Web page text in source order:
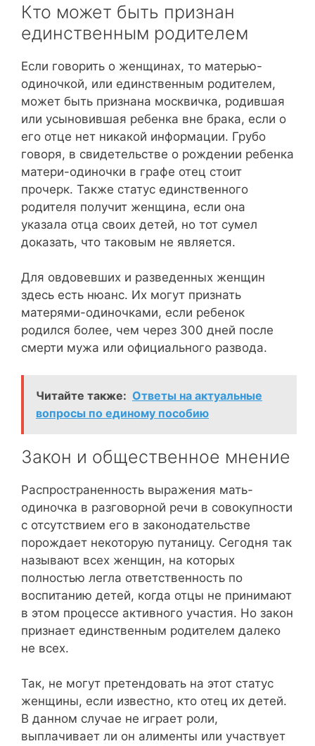
Кто может быть признан
единственным родителем
Если говорить о женщинах, то матерью-
одиночкой, или единственным родителем,
может быть признана москвичка, родившая
или усыновившая ребенка вне брака, если о
его отце нет никакой информации. Грубо
говоря, в свидетельстве о рождении ребенка
матери-одиночки в графе отец стоит
прочерк. Также статус единственного
родителя получит женщина, если она
указала отца своих детей, но тот сумел
доказать, что таковым не является.
Для овдовевших и разведенных женщин
здесь есть нюанс. Их могут признать
матерями-одиночками, если ребенок
родился более, чем через 300 дней после
смерти мужа или официального развода.
Читайте также: Ответы на актуальные
вопросы по единому пособию
Закон и общественное мнение
Распространенность выражения мать-
одиночка в разговорной речи в совокупности
с отсутствием его в законодательстве
порождает некоторую путаницу. Сегодня так
называют всех женщин, на которых
полностью легла ответственность по
воспитанию детей, когда отцы не принимают
в этом процессе активного участия. Но закон
признает единственным родителем далеко
не всех.
Так, не могут претендовать на этот статус
женщины, если известно, кто отец их детей.
В данном случае не играет роли,
выплачивает ли он алименты или участвует